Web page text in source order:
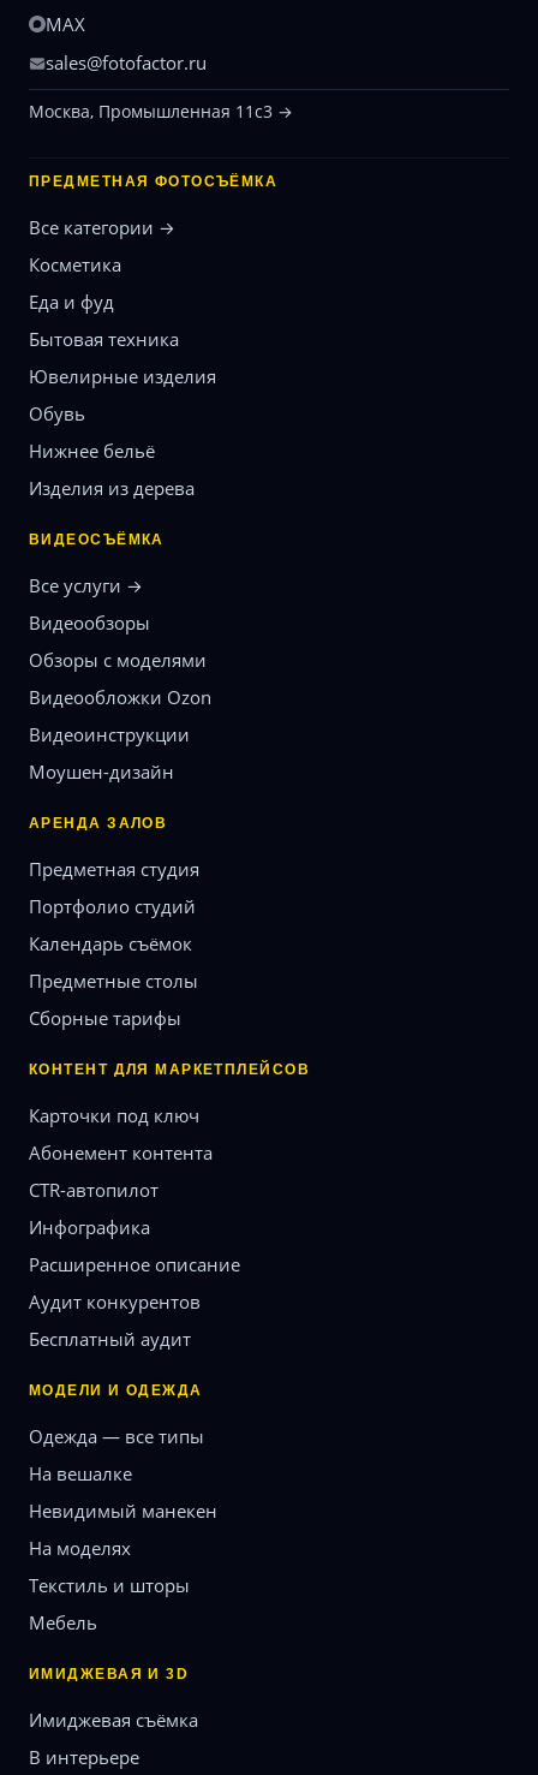
MAX
sales@fotofactor.ru
Москва, Промышленная 11с3 →
ПРЕДМЕТНАЯ ФОТОСЪЁМКА
Все категории →
Косметика
Еда и фуд
Бытовая техника
Ювелирные изделия
Обувь
Нижнее бельё
Изделия из дерева
ВИДЕОСЪЁМКА
Все услуги →
Видеообзоры
Обзоры с моделями
Видеообложки Ozon
Видеоинструкции
Моушен-дизайн
АРЕНДА ЗАЛОВ
Предметная студия
Портфолио студий
Календарь съёмок
Предметные столы
Сборные тарифы
КОНТЕНТ ДЛЯ МАРКЕТПЛЕЙСОВ
Карточки под ключ
Абонемент контента
CTR-автопилот
Инфографика
Расширенное описание
Аудит конкурентов
Бесплатный аудит
МОДЕЛИ И ОДЕЖДА
Одежда — все типы
На вешалке
Невидимый манекен
На моделях
Текстиль и шторы
Мебель
ИМИДЖЕВАЯ И 3D
Имиджевая съёмка
В интерьере